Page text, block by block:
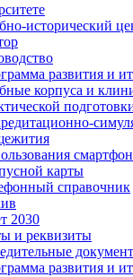
исторический
развития и
корпуса и
карты
справочник
2030
и реквизиты
развития и